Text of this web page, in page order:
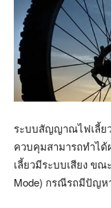
ระบบสัญญาณไฟเลี้ย
ควบคุมสามารถทำไ
เลี้ยวมีระบบเสียง ข
Mode) กรณีรถมีปัญห